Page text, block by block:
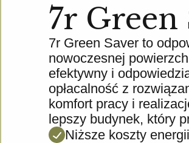
7r Green
7r Green Saver to
nowoczesnej
efektywny i
opłacalność z
komfort pracy i
lepszy budynek, który
Niższe koszty